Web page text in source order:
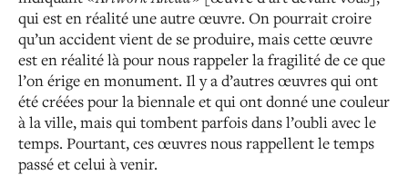
qui est en réalité une autre œuvre. On pourrait croire
qu’un accident vient de se produire, mais cette œuvre
est en réalité là pour nous rappeler la fragilité de ce que
l’on érige en monument. Il y a d’autres œuvres qui ont
étécréées pour la biennale et qui ont donné une couleur
à laville, mais qui tombent parfois dans l’oubli avec le
temps. Pourtant, ces œuvres nous rappellent le temps
passé etcelui à venir.